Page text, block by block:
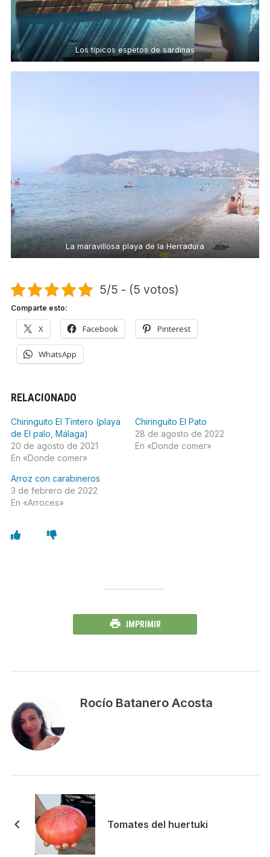
Los típicos espetos de sardinas
La maravillosa playa de la Herradura
5/5 - (5 votos)
Comparte esto:
X Facebook Pinterest
WhatsApp
RELACIONADO
Chiringuito El Tintero (playa
de El palo, Málaga)
20 de agosto de 2021
En «Donde comer»
Chiringuito El Pato
28 de agosto de 2022
En «Donde comer»
Arroz con carabineros
3 de febrero de 2022
En «Arroces»
IMPRIMIR
Rocío Batanero Acosta
Tomates del huertuki